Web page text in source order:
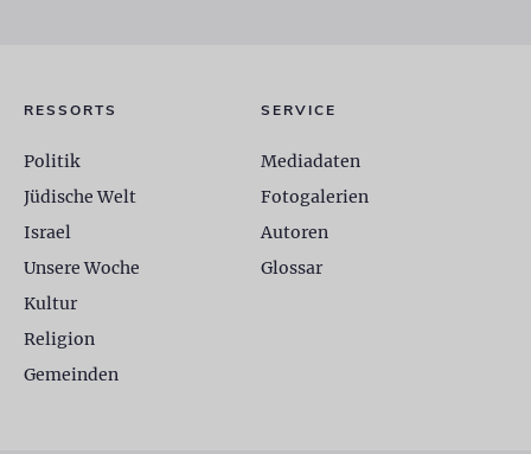
RESSORTS
Politik
Jüdische Welt
Israel
Unsere Woche
Kultur
Religion
Gemeinden
SERVICE
Mediadaten
Fotogalerien
Autoren
Glossar